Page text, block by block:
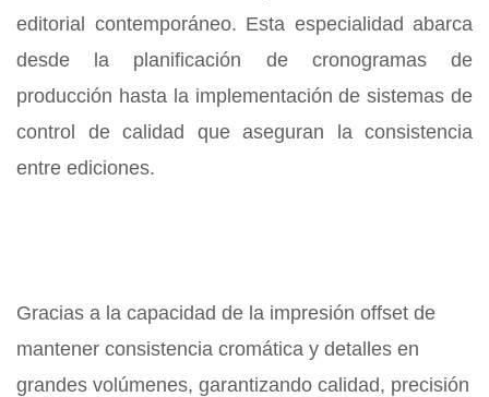
editorial contemporáneo. Esta especialidad abarca
desde la planificación de cronogramas de
producción hasta la implementación de sistemas de
control de calidad que aseguran la consistencia
entre ediciones.
Gracias a la capacidad de la impresión offset de
mantener consistencia cromática y detalles en
grandes volúmenes, garantizando calidad, precisión